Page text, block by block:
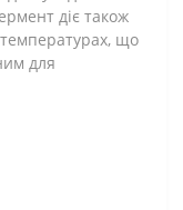
діє також
що
для